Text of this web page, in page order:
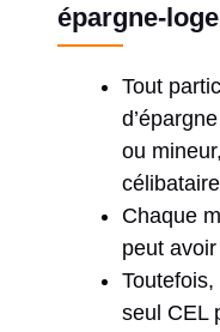
épargne-
Tout
ou
Chaque
peut
Toutefois,
seul CEL